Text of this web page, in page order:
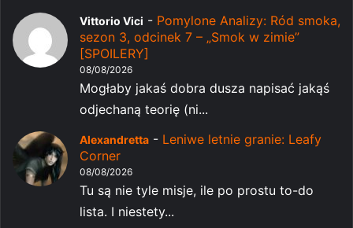
Vittorio Vici - Pomylone Analizy: Ród smoka,
sezon 3, odcinek 7 – „Smok w zimie”
[SPOILERY]
08/08/2026
Mogłaby jakaś dobra dusza napisać jakąś
odjechaną teorię (ni...
Alexandretta - Leniwe letnie granie: Leafy
Corner
08/08/2026
Tu są nie tyle misje, ile po prostu to-do
lista. I niestety...